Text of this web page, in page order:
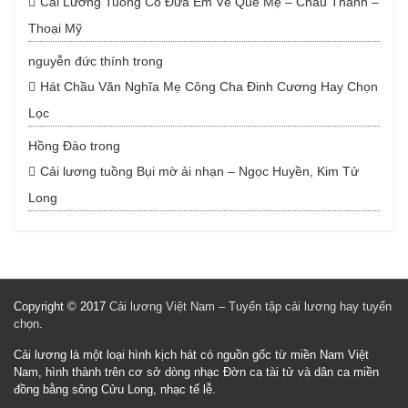
Thoại Mỹ
nguyễn đức thính trong
Hát Chầu Văn Nghĩa Mẹ Công Cha Đinh Cương Hay Chọn
Lọc
Hồng Đào trong
Cải lương tuồng Bụi mờ ải nhạn – Ngọc Huyền, Kim Tử
Long
Copyright © 2017 Cải lương Việt Nam – Tuyển tập cải lương hay tuyển
chọn.
Cải lương là một loại hình kịch hát có nguồn gốc từ miền Nam Việt
Nam, hình thành trên cơ sở dòng nhạc Đờn ca tài tử và dân ca miền
đồng bằng sông Cửu Long, nhạc tế lễ.